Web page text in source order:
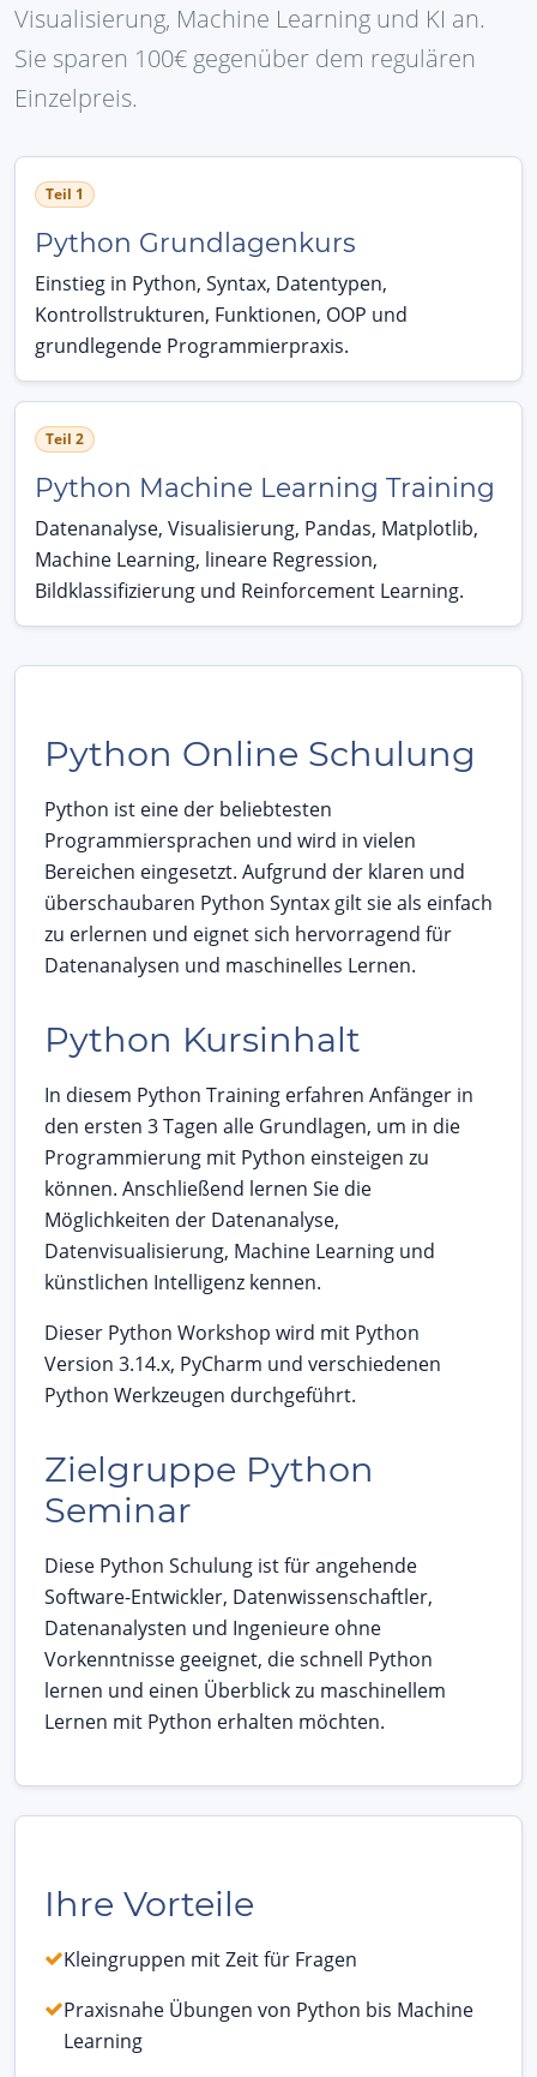
Visualisierung, Machine Learning und KI an.
Sie sparen 100€ gegenüber dem regulären
Einzelpreis.
Teil 1
Python Grundlagenkurs
Einstieg in Python, Syntax, Datentypen,
Kontrollstrukturen, Funktionen, OOP und
grundlegende Programmierpraxis.
Teil 2
Python Machine Learning Training
Datenanalyse, Visualisierung, Pandas, Matplotlib,
Machine Learning, lineare Regression,
Bildklassifizierung und Reinforcement Learning.
Python Online Schulung
Python ist eine der beliebtesten
Programmiersprachen und wird in vielen
Bereichen eingesetzt. Aufgrund der klaren und
überschaubaren Python Syntax gilt sie als einfach
zu erlernen und eignet sich hervorragend für
Datenanalysen und maschinelles Lernen.
Python Kursinhalt
In diesem Python Training erfahren Anfänger in
den ersten 3 Tagen alle Grundlagen, um in die
Programmierung mit Python einsteigen zu
können. Anschließend lernen Sie die
Möglichkeiten der Datenanalyse,
Datenvisualisierung, Machine Learning und
künstlichen Intelligenz kennen.
Dieser Python Workshop wird mit Python
Version 3.14.x, PyCharm und verschiedenen
Python Werkzeugen durchgeführt.
Zielgruppe Python
Seminar
Diese Python Schulung ist für angehende
Software-Entwickler, Datenwissenschaftler,
Datenanalysten und Ingenieure ohne
Vorkenntnisse geeignet, die schnell Python
lernen und einen Überblick zu maschinellem
Lernen mit Python erhalten möchten.
Ihre Vorteile
Kleingruppen mit Zeit für Fragen
Praxisnahe Übungen von Python bis Machine
Learning